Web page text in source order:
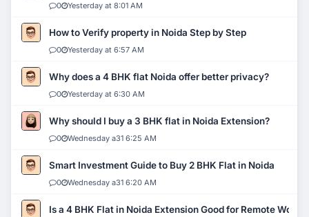
0 Yesterday at 8:01 AM
How to Verify property in Noida Step by Step
0 Yesterday at 6:57 AM
Why does a 4 BHK flat Noida offer better privacy?
0 Yesterday at 6:30 AM
Why should I buy a 3 BHK flat in Noida Extension?
0 Wednesday a31 6:25 AM
Smart Investment Guide to Buy 2 BHK Flat in Noida
0 Wednesday a31 6:20 AM
Is a 4 BHK Flat in Noida Extension Good for Remote Work?